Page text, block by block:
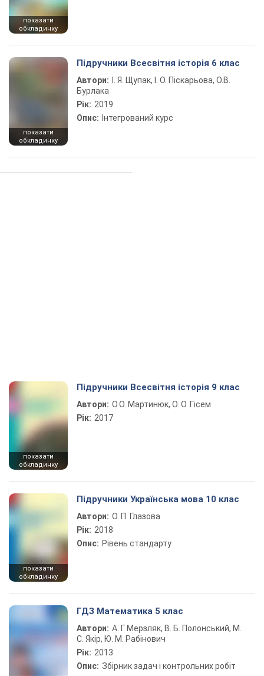
показати
обкладинку
показати
обкладинку
Підручники Всесвітня історія 6 клас
Автори:
І. Я. Щупак, І. О. Піскарьова, О.В.
Бурлака
Рік: 2019
Опис: Інтегрований курс
показати
обкладинку
Підручники Всесвітня історія 9 клас
Автори: О.О. Мартинюк, О. О. Гісем
Рік: 2017
показати
обкладинку
Підручники Українська мова 10 клас
Автори: О. П. Глазова
Рік: 2018
Опис: Рівень стандарту
ГДЗ Математика 5 клас
Автори: А. Г. Мерзляк, В. Б. Полонський, М.
С. Якір, Ю. М. Рабінович
Рік: 2013
Опис: Збірник задач і контрольних робіт